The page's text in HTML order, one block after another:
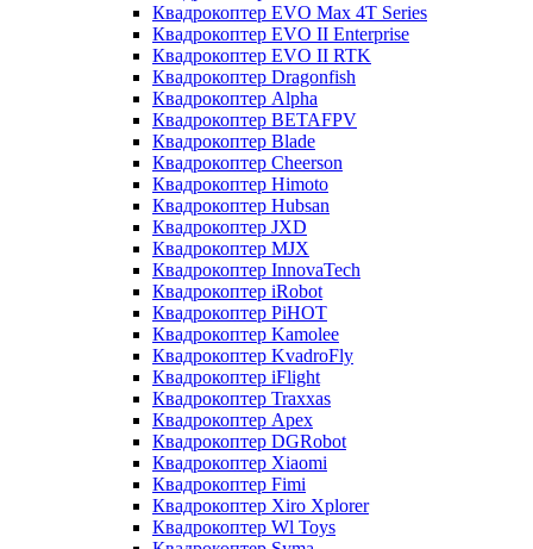
Квадрокоптер EVO Max 4T Series
Квадрокоптер EVO II Enterprise
Квадрокоптер EVO II RTK
Квадрокоптер Dragonfish
Квадрокоптер Alpha
Квадрокоптер BETAFPV
Квадрокоптер Blade
Квадрокоптер Cheerson
Квадрокоптер Himoto
Квадрокоптер Hubsan
Квадрокоптер JXD
Квадрокоптер MJX
Квадрокоптер InnovaTech
Квадрокоптер iRobot
Квадрокоптер PiHOT
Квадрокоптер Kamolee
Квадрокоптер KvadroFly
Квадрокоптер iFlight
Квадрокоптер Traxxas
Квадрокоптер Apex
Квадрокоптер DGRobot
Квадрокоптер Xiaomi
Квадрокоптер Fimi
Квадрокоптер Xiro Xplorer
Квадрокоптер Wl Toys